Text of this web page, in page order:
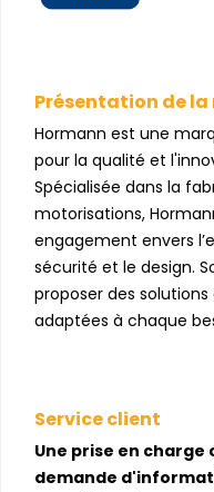
Présentation de
Hormann est une
pour la qualité et
Spécialisée dans la
motorisations,
engagement envers
sécurité et le design.
proposer des
adaptées à chaque
Service client
Une prise en
demande